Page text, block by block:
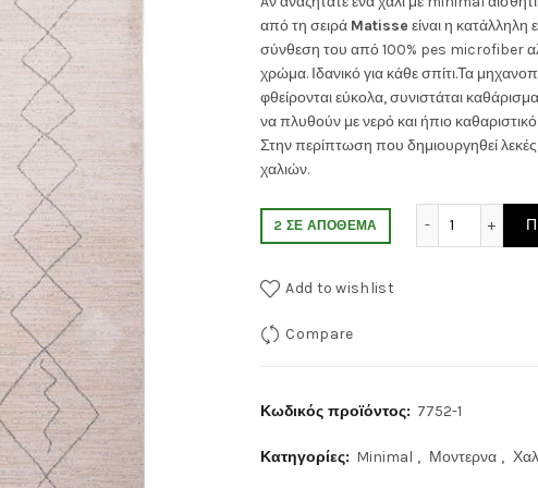
was:
250.00€.
τιμή
είναι:
από τη σειρά Matisse είναι η κατάλληλη
σύνθεση του από 100% pes microfiber
χρώμα. Ιδανικό για κάθε σπίτι.Τα
φθείρονται εύκολα, συνιστάται
να πλυθούν με νερό και ήπιο
Στην περίπτωση που δημιουργηθεί
χαλιών.
2 ΣΕ ΑΠΌΘΕΜΑ
Add to wishlist
Compare
Κωδικός προϊόντος: 7752-1
Κατηγορίες: Minimal , Μοντερνα ,